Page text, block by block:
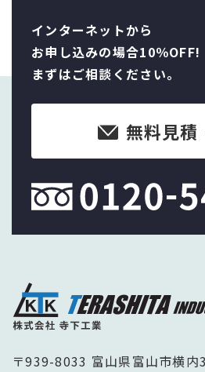
インターネットから
お申し込みの場合10％OFF!
まずはご相談ください。
無料見積
〒939-8033 富山県富山市横内